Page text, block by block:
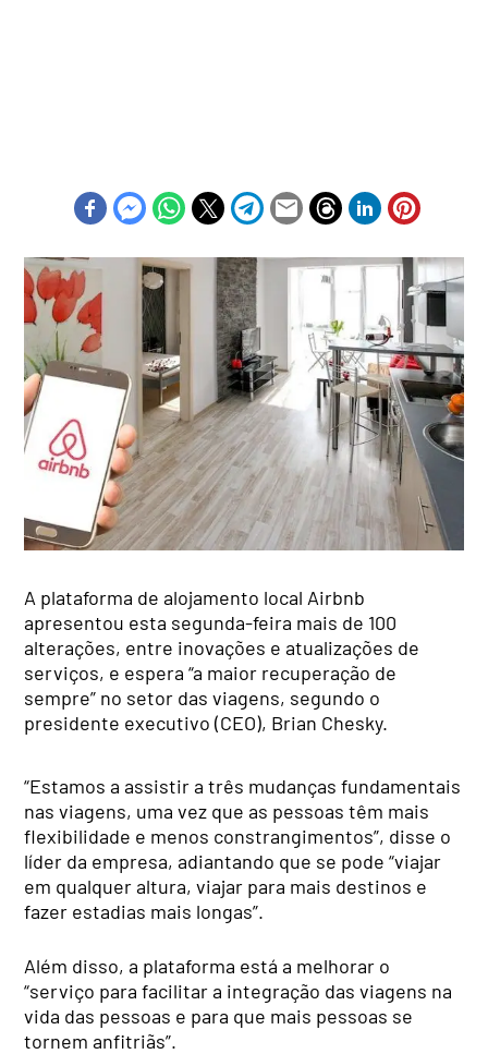
A plataforma de alojamento local Airbnb
apresentou esta segunda-feira mais de 100
alterações, entre inovações e atualizações de
serviços, e espera “a maior recuperação de
sempre” no setor das viagens, segundo o
presidente executivo (CEO), Brian Chesky.
“Estamos a assistir a três mudanças fundamentais
nas viagens, uma vez que as pessoas têm mais
flexibilidade e menos constrangimentos”, disse o
líder da empresa, adiantando que se pode “viajar
em qualquer altura, viajar para mais destinos e
fazer estadias mais longas”.
Além disso, a plataforma está a melhorar o
“serviço para facilitar a integração das viagens na
vida das pessoas e para que mais pessoas se
tornem anfitriãs”.